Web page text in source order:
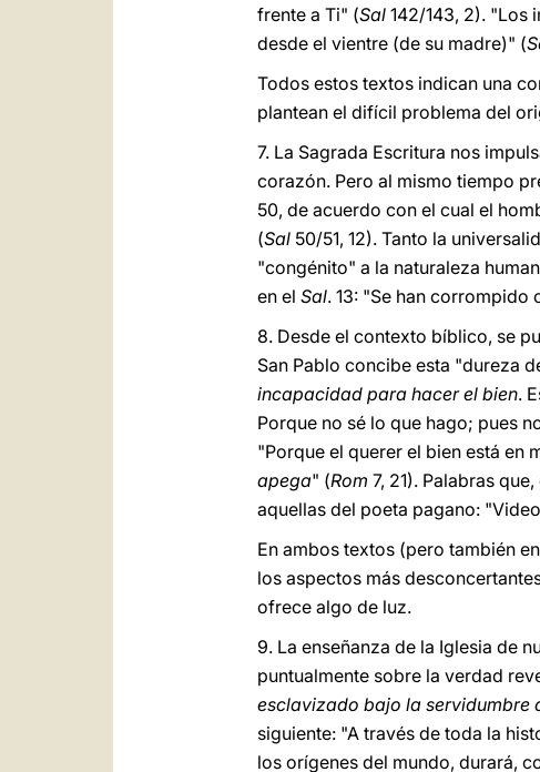
frente a Ti" (Sal 142/143, 2). "Los
desde el vientre (de su madre)" (
Todos estos textos indican una
plantean el difícil problema del
7. La Sagrada Escritura nos
corazón. Pero al mismo tiempo
50, de acuerdo con el cual el
(Sal 50/51, 12). Tanto la
"congénito" a la naturaleza
en el Sal. 13: "Se han
8. Desde el contexto bíblico, se
San Pablo concibe esta "dureza
incapacidad para hacer el bien.
Porque no sé lo que hago; pues
"Porque el querer el bien está en
apega" (Rom 7, 21). Palabras
aquellas del poeta pagano:
En ambos textos (pero también
los aspectos más
ofrece algo de luz.
9. La enseñanza de la Iglesia de
puntualmente sobre la verdad
esclavizado bajo la servidumbre
siguiente: "A través de toda la
los orígenes del mundo, durará,